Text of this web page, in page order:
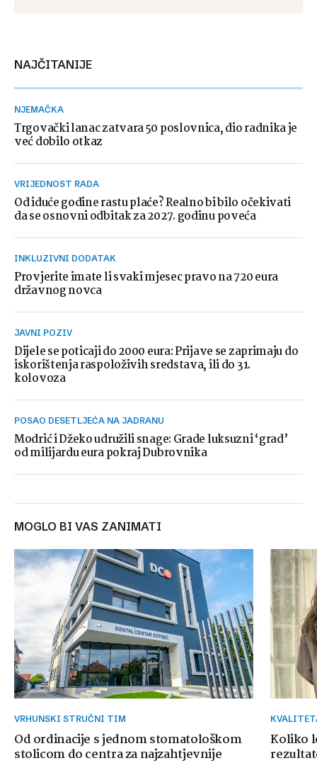
NAJČITANIJE
NJEMAČKA
Trgovački lanac zatvara 50 poslovnica, dio radnika je
već dobilo otkaz
VRIJEDNOST RADA
Od iduće godine rastu plaće? Realno bi bilo očekivati
da se osnovni odbitak za 2027. godinu poveća
INKLUZIVNI DODATAK
Provjerite imate li svaki mjesec pravo na 720 eura
državnog novca
JAVNI POZIV
Dijele se poticaji do 2000 eura: Prijave se zaprimaju do
iskorištenja raspoloživih sredstava, ili do 31.
kolovoza
POSAO DESETLJEĆA NA JADRANU
Modrić i Džeko udružili snage: Grade luksuzni ‘grad’
od milijardu eura pokraj Dubrovnika
MOGLO BI VAS ZANIMATI
VRHUNSKI STRUČNI TIM
Od ordinacije s jednom stomatološkom
stolicom do centra za najzahtjevnije
Koliko